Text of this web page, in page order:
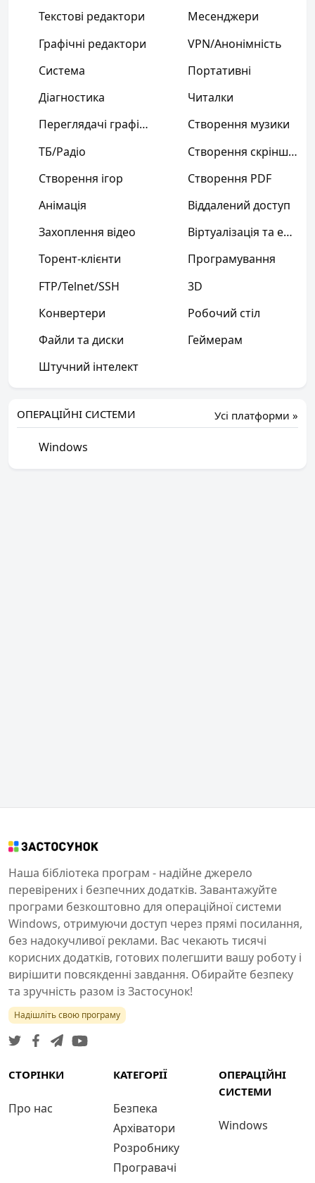
Текстові редактори
Месенджери
Графічні редактори
VPN/Анонімність
Система
Портативні
Діагностика
Читалки
Переглядачі графіки
Створення музики
ТБ/Радіо
Створення скріншотів
Створення ігор
Створення PDF
Анімація
Віддалений доступ
Захоплення відео
Віртуалізація та емуляція
Торент-клієнти
Програмування
FTP/Telnet/SSH
3D
Конвертери
Робочий стіл
Файли та диски
Геймерам
Штучний інтелект
Усі платформи »
ОПЕРАЦІЙНІ СИСТЕМИ
Windows
Наша бібліотека програм - надійне джерело
перевірених і безпечних додатків. Завантажуйте
програми безкоштовно для операційної системи
Windows, отримуючи доступ через прямі посилання,
без надокучливої реклами. Вас чекають тисячі
корисних додатків, готових полегшити вашу роботу і
вирішити повсякденні завдання. Обирайте безпеку
та зручність разом із Застосунок!
Надішліть свою програму
СТОРІНКИ
Про нас
КАТЕГОРІЇ
Безпека
Архіватори
Розробнику
Програвачі
ОПЕРАЦІЙНІ
СИСТЕМИ
Windows